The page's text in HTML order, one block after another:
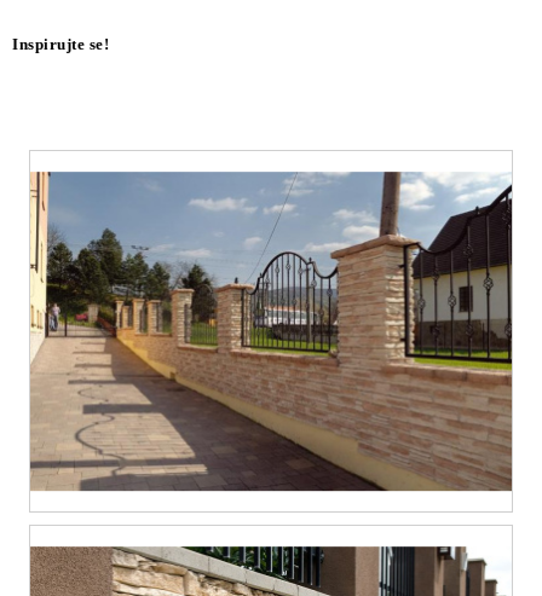
KONTAKT
OBCHODNÍ PODMÍNKY
REKLAMAČNÍ ŘÁD GDPR
Inspirujte se!